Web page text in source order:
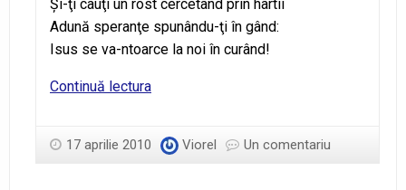
Şi-ţi cauţi un rost cercetând prin hârtii
Adună speranţe spunându-ţi în gând:
Isus se va-ntoarce la noi în curând!
Continuă lecturaSe-
17 aprilie 2010 Viorel Un comentariu